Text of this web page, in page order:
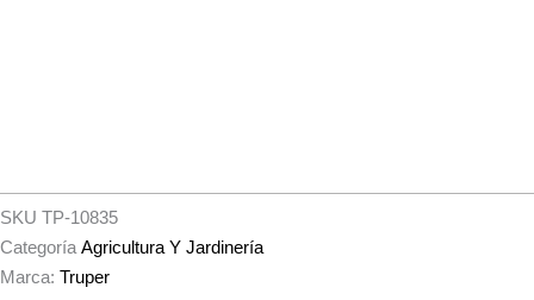
SKU TP-10835
Categoría Agricultura Y Jardinería
Marca: Truper